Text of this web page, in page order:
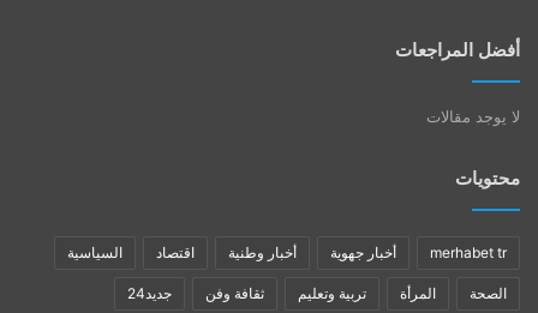
أفضل المراجعات
لا يوجد مقالات
محتويات
merhabet tr أخبار جهوية أخبار وطنية اقتصاد السياسية
الصحة المرأة تربية وتعليم ثقافة وفن جديد24